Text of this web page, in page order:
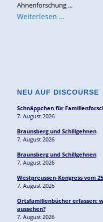
Ahnenforschung ...
Weiterlesen …
NEU AUF DISCOURSE
Schnäppchen für
7. August 2026
Braunsberg und Schillgehnen
7. August 2026
Braunsberg und Schillgehnen
7. August 2026
Westpreussen-Kongress vom
7. August 2026
Ortsfamilienbücher erfassen:
aussehen?
7. August 2026